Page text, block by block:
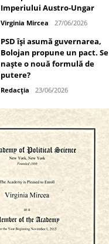
Imperiului Austro-Ungar
Virginia Mircea 27/06/2026
PSD își asumă guvernarea,
Bolojan propune un pact. Se
naște o nouă formulă de
putere?
Redacția 23/06/2026